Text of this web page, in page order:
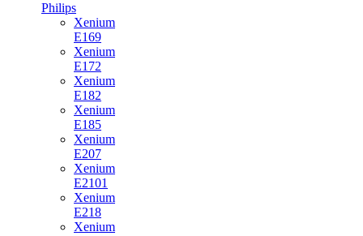
Philips
Xenium
E169
Xenium
E172
Xenium
E182
Xenium
E185
Xenium
E207
Xenium
E2101
Xenium
E218
Xenium